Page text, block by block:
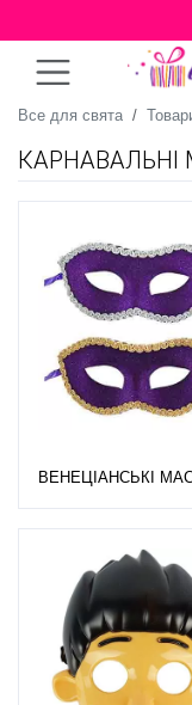
Все для свята
КАРНАВАЛЬНІ
ВЕНЕЦІАНСЬКІ